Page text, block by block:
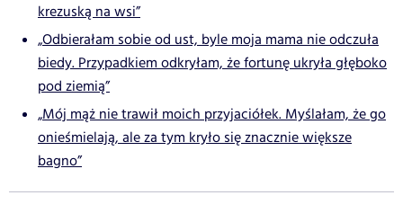
krezuską na wsi”
„Odbierałam sobie od ust, byle moja mama nie odczuła
biedy. Przypadkiem odkryłam, że fortunę ukryła głęboko
pod ziemią”
„Mój mąż nie trawił moich przyjaciółek. Myślałam, że go
onieśmielają, ale za tym kryło się znacznie większe
bagno”